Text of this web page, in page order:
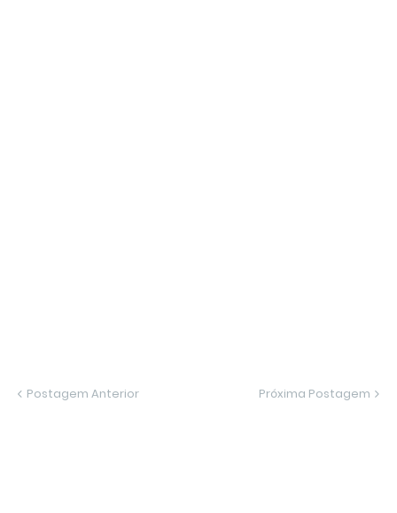
Postagem Anterior Próxima Postagem